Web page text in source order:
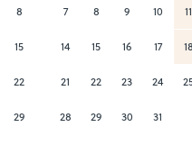
8
15
22
29
7 8 9 10 11
14 15 16 17 18
21 22 23 24
28 29 30 31